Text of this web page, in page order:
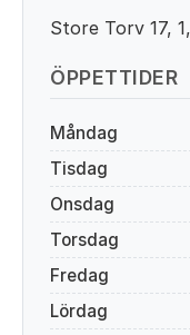
Store Torv 17,
ÖPPETTIDER
Måndag
Tisdag
Onsdag
Torsdag
Fredag
Lördag